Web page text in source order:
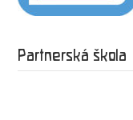
Partnerská škola